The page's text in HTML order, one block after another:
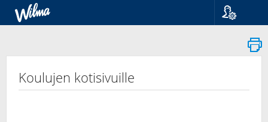
Suomi
Svenska
Koulujen kotisivuille